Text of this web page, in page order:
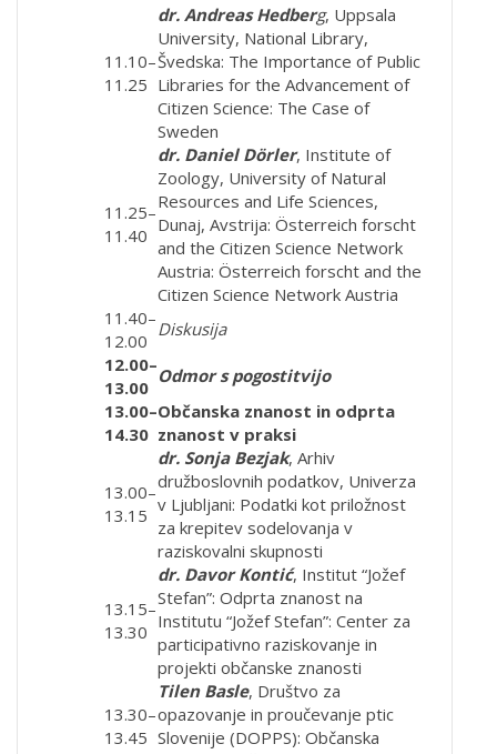
11.10–
11.25
dr. Andreas Hedberg, Uppsala
University, National Library,
Švedska: The Importance of Public
Libraries for the Advancement of
Citizen Science: The Case of
Sweden
11.25–
11.40
dr. Daniel Dörler, Institute of
Zoology, University of Natural
Resources and Life Sciences,
Dunaj, Avstrija: Österreich forscht
and the Citizen Science Network
Austria: Österreich forscht and the
Citizen Science Network Austria
11.40–
12.00
Diskusija
12.00–
13.00
Odmor s pogostitvijo
13.00–
14.30
Občanska znanost in odprta
znanost v praksi
13.00–
13.15
dr. Sonja Bezjak, Arhiv
družboslovnih podatkov, Univerza
v Ljubljani: Podatki kot priložnost
za krepitev sodelovanja v
raziskovalni skupnosti
13.15–
13.30
dr. Davor Kontić, Institut “Jožef
Stefan”: Odprta znanost na
Institutu “Jožef Stefan”: Center za
participativno raziskovanje in
projekti občanske znanosti
13.30–
13.45
Tilen Basle, Društvo za
opazovanje in proučevanje ptic
Slovenije (DOPPS): Občanska